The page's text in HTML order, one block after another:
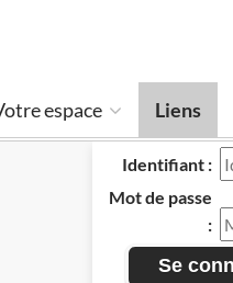
espace Liens
Identifiant :
Mot de passe
: